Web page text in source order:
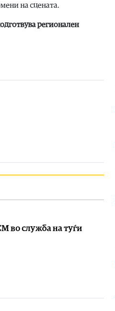
на сцената.
регионален
во служба на туѓи